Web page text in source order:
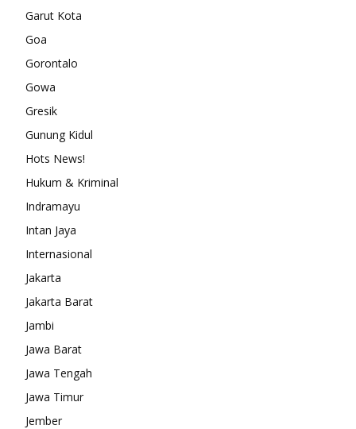
Garut Kota
Goa
Gorontalo
Gowa
Gresik
Gunung Kidul
Hots News!
Hukum & Kriminal
Indramayu
Intan Jaya
Internasional
Jakarta
Jakarta Barat
Jambi
Jawa Barat
Jawa Tengah
Jawa Timur
Jember